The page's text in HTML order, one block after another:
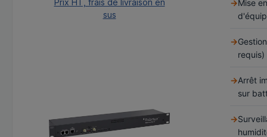
Prix HT, frais de livraison en
sus
Mise
requis)
Arrêt
sur